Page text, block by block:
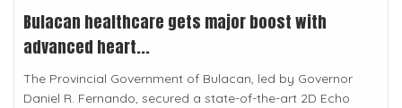
Bulacan healthcare gets major boost with
advanced heart...
The Provincial Government of Bulacan, led by Governor
Daniel R. Fernando, secured a state-of-the-art 2D Echo